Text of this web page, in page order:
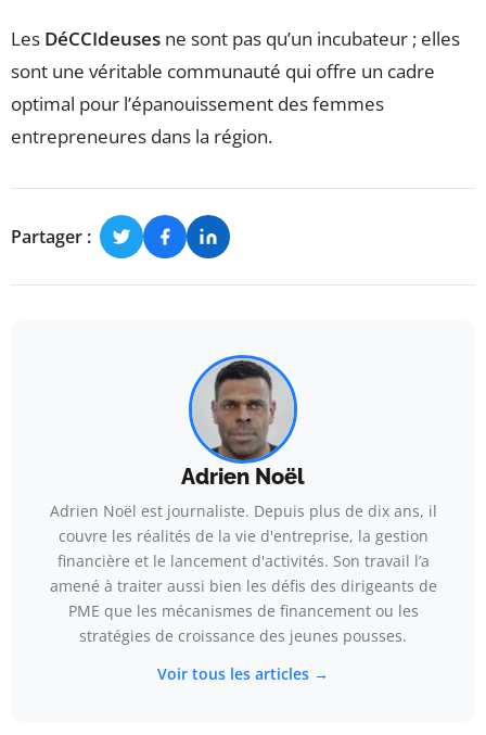
Les DéCCIdeuses ne sont pas qu’un incubateur ; elles
sont une véritable communauté qui offre un cadre
optimal pour l’épanouissement des femmes
entrepreneures dans la région.
Partager :
Adrien Noël
Adrien Noël est journaliste. Depuis plus de dix ans, il
couvre les réalités de la vie d'entreprise, la gestion
financière et le lancement d'activités. Son travail l’a
amené à traiter aussi bien les défis des dirigeants de
PME que les mécanismes de financement ou les
stratégies de croissance des jeunes pousses.
Voir tous les articles →